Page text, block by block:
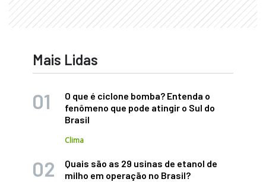
Mais Lidas
O que é ciclone bomba? Entenda o
fenômeno que pode atingir o Sul do
Brasil
Clima
Quais são as 29 usinas de etanol de
milho em operação no Brasil?